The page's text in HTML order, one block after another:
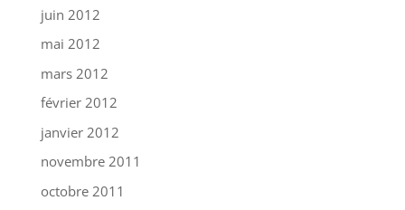
juin 2012
mai 2012
mars 2012
février 2012
janvier 2012
novembre 2011
octobre 2011